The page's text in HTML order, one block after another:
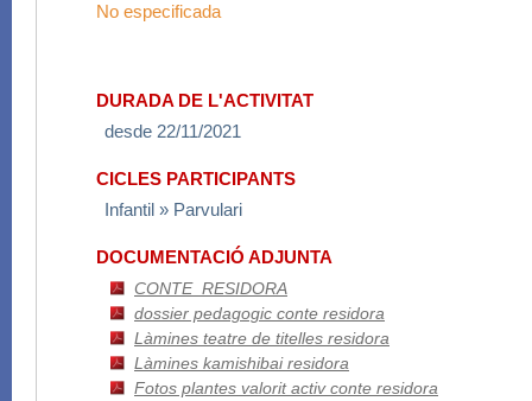
No especificada
DURADA DE L'ACTIVITAT
desde 22/11/2021
CICLES PARTICIPANTS
Infantil » Parvulari
DOCUMENTACIÓ ADJUNTA
CONTE_RESIDORA
dossier pedagogic conte residora
Làmines teatre de titelles residora
Làmines kamishibai residora
Fotos plantes valorit activ conte residora